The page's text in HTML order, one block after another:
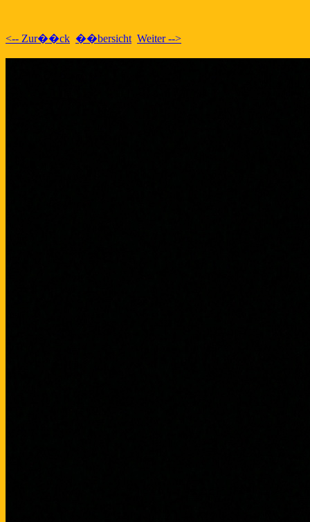
<-- Zur��ck ��bersicht Weiter -->